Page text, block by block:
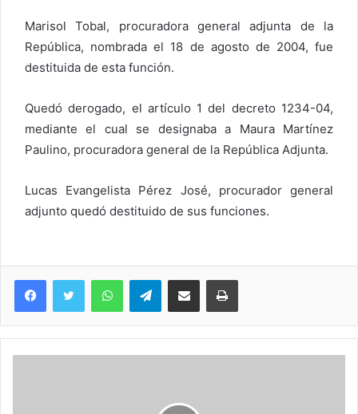
Marisol Tobal, procuradora general adjunta de la
República, nombrada el 18 de agosto de 2004, fue
destituida de esta función.
Quedó derogado, el artículo 1 del decreto 1234-04,
mediante el cual se designaba a Maura Martínez
Paulino, procuradora general de la República Adjunta.
Lucas Evangelista Pérez José, procurador general
adjunto quedó destituido de sus funciones.
WhatsAppTelegramCompartir via Email Imprimi